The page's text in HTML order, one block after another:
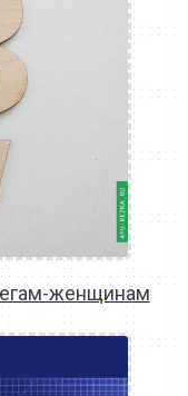
женщинам